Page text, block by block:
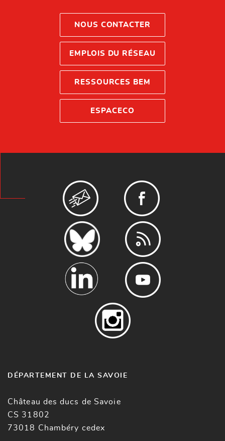
NOUS CONTACTER
EMPLOIS DU RÉSEAU
RESSOURCES BEM
ESPACECO
DÉPARTEMENT DE LA SAVOIE
Château des ducs de Savoie
CS 31802
73018 Chambéry cedex